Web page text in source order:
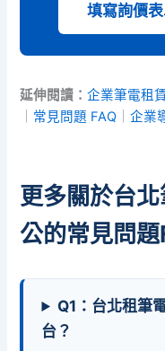
填寫詢價
延伸閱讀：企業筆電租
常見問題 FAQ ｜企業
更多關於台
公的常見問題
Q1：台北租筆
台？